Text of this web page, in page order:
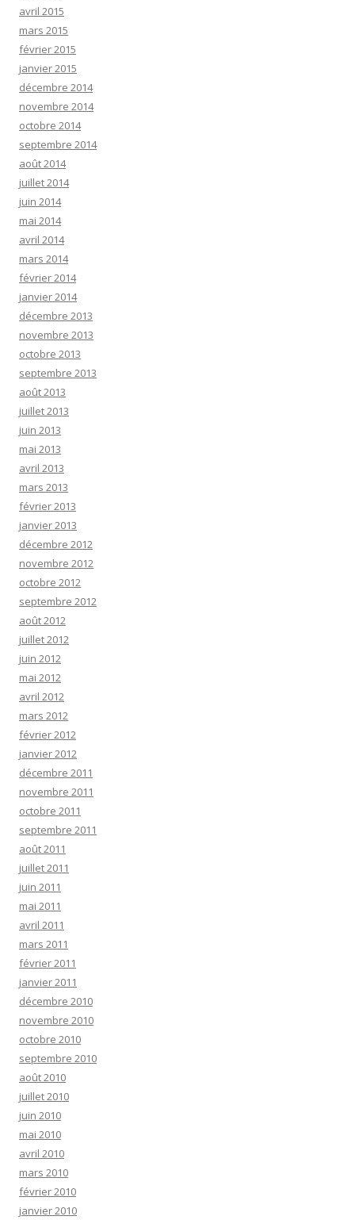
avril 2015
mars 2015
février 2015
janvier 2015
décembre 2014
novembre 2014
octobre 2014
septembre 2014
août 2014
juillet 2014
juin 2014
mai 2014
avril 2014
mars 2014
février 2014
janvier 2014
décembre 2013
novembre 2013
octobre 2013
septembre 2013
août 2013
juillet 2013
juin 2013
mai 2013
avril 2013
mars 2013
février 2013
janvier 2013
décembre 2012
novembre 2012
octobre 2012
septembre 2012
août 2012
juillet 2012
juin 2012
mai 2012
avril 2012
mars 2012
février 2012
janvier 2012
décembre 2011
novembre 2011
octobre 2011
septembre 2011
août 2011
juillet 2011
juin 2011
mai 2011
avril 2011
mars 2011
février 2011
janvier 2011
décembre 2010
novembre 2010
octobre 2010
septembre 2010
août 2010
juillet 2010
juin 2010
mai 2010
avril 2010
mars 2010
février 2010
janvier 2010